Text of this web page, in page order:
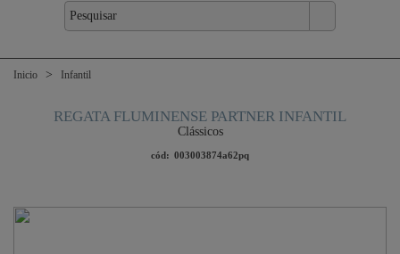
Inicio Infantil
REGATA FLUMINENSE PARTNER INFANTIL
Clássicos
cód: 003003874a62pq